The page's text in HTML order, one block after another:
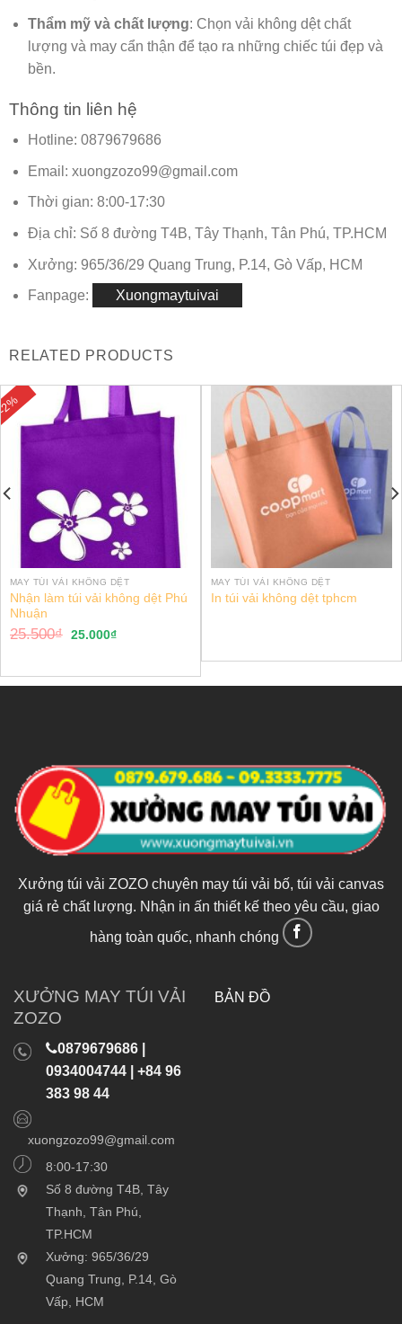
Thẩm mỹ và chất lượng: Chọn vải không dệt chất
lượng và may cẩn thận để tạo ra những chiếc túi đẹp và
bền.
Thông tin liên hệ
Hotline: 0879679686
Email: xuongzozo99@gmail.com
Thời gian: 8:00-17:30
Địa chỉ: Số 8 đường T4B, Tây Thạnh, Tân Phú, TP.HCM
Xưởng: 965/36/29 Quang Trung, P.14, Gò Vấp, HCM
Fanpage: Xuongmaytuivai
RELATED PRODUCTS
MAY TÚI VẢI KHÔNG DỆT
Nhận làm túi vải không dệt Phú
Nhuận
25.500₫ 25.000₫
MAY TÚI VẢI KHÔNG DỆT
In túi vải không dệt tphcm
Xưởng túi vải ZOZO chuyên may túi vải bố, túi vải canvas
giá rẻ chất lượng. Nhận in ấn thiết kế theo yêu cầu, giao
hàng toàn quốc, nhanh chóng
XƯỞNG MAY TÚI VẢI
ZOZO
0879679686 |
0934004744 | +84 96
383 98 44
xuongzozo99@gmail.com
8:00-17:30
Số 8 đường T4B, Tây
Thạnh, Tân Phú,
TP.HCM
Xưởng: 965/36/29
Quang Trung, P.14, Gò
Vấp, HCM
BẢN ĐỒ